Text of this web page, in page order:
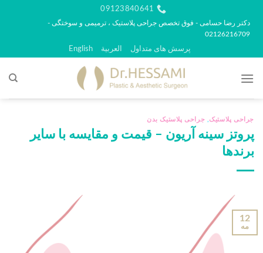
محتوا
09123840641
دکتر رضا حسامی - فوق تخصص جراحی پلاستیک ، ترمیمی و سوختگی -
02126216709
پرسش های متداول العربية English
جراحی پلاستیک جراحی پلاستیک بدن
پروتز سینه آریون – قیمت و مقایسه با سایر
برندها
12
مه